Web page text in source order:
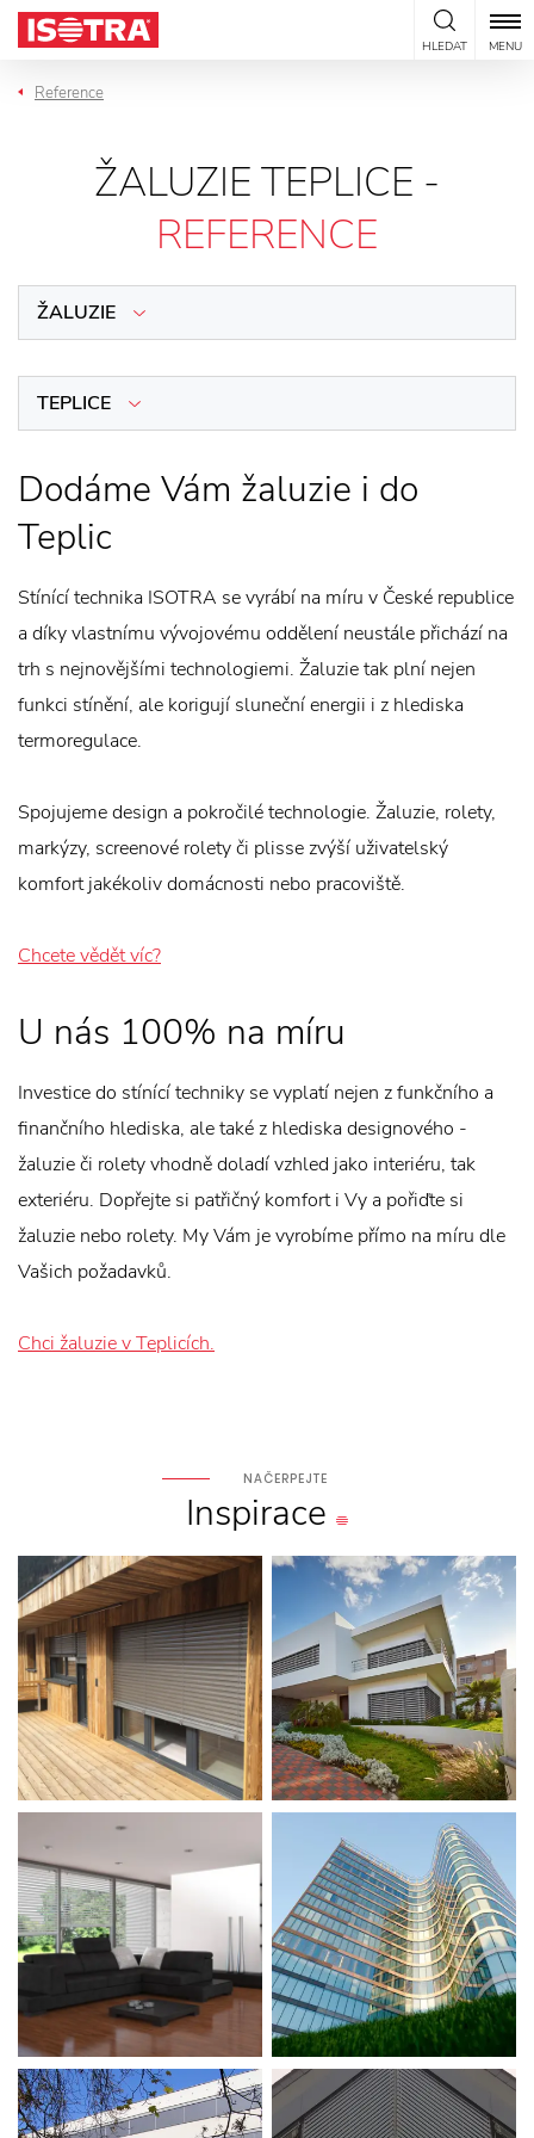
Přeskočit na obsah
HLEDAT MENU
Reference
ŽALUZIE TEPLICE -
REFERENCE
ŽALUZIE
TEPLICE
Dodáme Vám žaluzie i do
Teplic
Stínící technika ISOTRA se vyrábí na míru v České republice
a díky vlastnímu vývojovému oddělení neustále přichází na
trh s nejnovějšími technologiemi. Žaluzie tak plní nejen
funkci stínění, ale korigují sluneční energii i z hlediska
termoregulace.
Spojujeme design a pokročilé technologie. Žaluzie, rolety,
markýzy, screenové rolety či plisse zvýší uživatelský
komfort jakékoliv domácnosti nebo pracoviště.
Chcete vědět víc?
U nás 100% na míru
Investice do stínící techniky se vyplatí nejen z funkčního a
finančního hlediska, ale také z hlediska designového -
žaluzie či rolety vhodně doladí vzhled jako interiéru, tak
exteriéru. Dopřejte si patřičný komfort i Vy a pořiďte si
žaluzie nebo rolety. My Vám je vyrobíme přímo na míru dle
Vašich požadavků.
Chci žaluzie v Teplicích.
NAČERPEJTE
Inspirace